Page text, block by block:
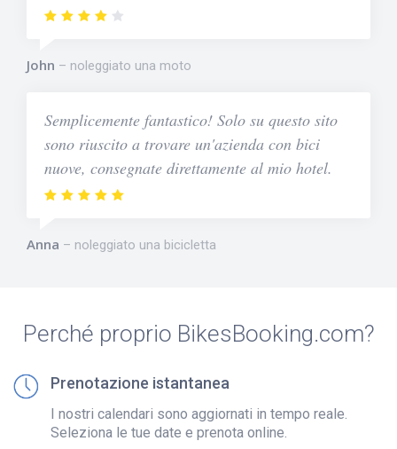
John noleggiato una moto
Semplicemente fantastico! Solo su questo sito
sono riuscito a trovare un'azienda con bici
nuove, consegnate direttamente al mio hotel.
Anna noleggiato una bicicletta
Perché proprio BikesBooking.com?
Prenotazione istantanea
I nostri calendari sono aggiornati in tempo reale.
Seleziona le tue date e prenota online.